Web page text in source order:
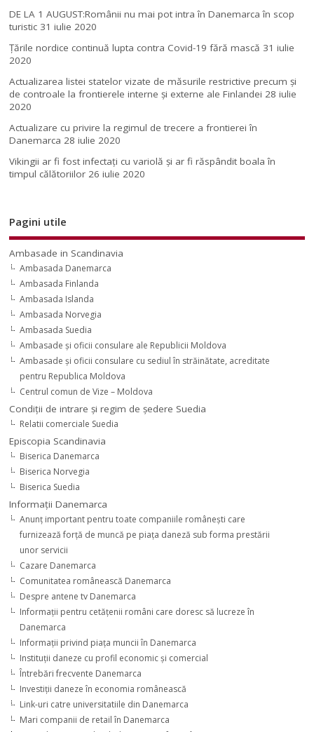
DE LA 1 AUGUST:Românii nu mai pot intra în Danemarca în scop
turistic 31 iulie 2020
Țările nordice continuă lupta contra Covid-19 fără mască 31 iulie
2020
Actualizarea listei statelor vizate de măsurile restrictive precum și
de controale la frontierele interne și externe ale Finlandei 28 iulie
2020
Actualizare cu privire la regimul de trecere a frontierei în
Danemarca 28 iulie 2020
Vikingii ar fi fost infectaţi cu variolă şi ar fi răspândit boala în
timpul călătoriilor 26 iulie 2020
Pagini utile
Ambasade in Scandinavia
Ambasada Danemarca
Ambasada Finlanda
Ambasada Islanda
Ambasada Norvegia
Ambasada Suedia
Ambasade şi oficii consulare ale Republicii Moldova
Ambasade şi oficii consulare cu sediul în străinătate, acreditate
pentru Republica Moldova
Centrul comun de Vize – Moldova
Condiţii de intrare şi regim de şedere Suedia
Relatii comerciale Suedia
Episcopia Scandinavia
Biserica Danemarca
Biserica Norvegia
Biserica Suedia
Informaţii Danemarca
Anunţ important pentru toate companiile româneşti care
furnizează forţă de muncă pe piaţa daneză sub forma prestării
unor servicii
Cazare Danemarca
Comunitatea românească Danemarca
Despre antene tv Danemarca
Informaţii pentru cetăţenii români care doresc să lucreze în
Danemarca
Informaţii privind piaţa muncii în Danemarca
Instituţii daneze cu profil economic şi comercial
Întrebări frecvente Danemarca
Investiţii daneze în economia românească
Link-uri catre universitatiile din Danemarca
Mari companii de retail în Danemarca